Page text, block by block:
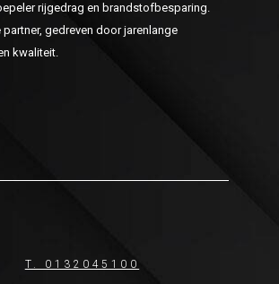
rijgedrag en brandstofbesparing.
gedreven door jarenlange
kwaliteit.
T. 0132045100